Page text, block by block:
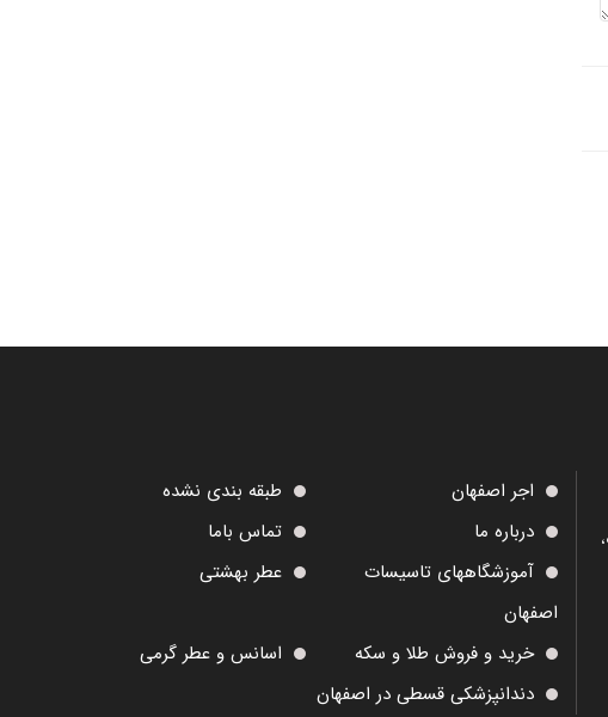
اجر اصفهان
طبقه بندی نشده
درباره ما
تماس باما
آموزشگاههای تاسیسات
اصفهان
عطر بهشتی
خرید و فروش طلا و سکه
اسانس و عطر گرمی
دندانپزشکی قسطی در اصفهان